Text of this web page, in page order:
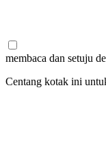
membaca dan setuju
Centang kotak ini